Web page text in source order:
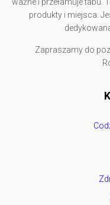
produkty i miejsca.
Zapraszamy do